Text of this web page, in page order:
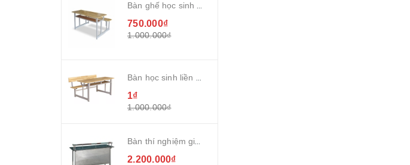
750.000₫
1.000.000₫
1₫
1.000.000₫
2.200.000₫